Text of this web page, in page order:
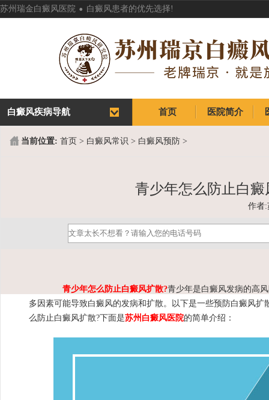
苏州瑞金白癜风医院 . 白癜风患者的优先选择!
首页
首页
医院简介
白癜风疾病导航
当前位置: 首页 > 白癜风常识 > 白癜风预防 >
青少年怎么防止白癜
作者:
青少年怎么防止白癜风扩散?青少年是白癜风发病的高
多因素可能导致白癜风的发病和扩散。以下是一些预防白癜风
么防止白癜风扩散?下面是苏州白癜风医院的简单介绍：